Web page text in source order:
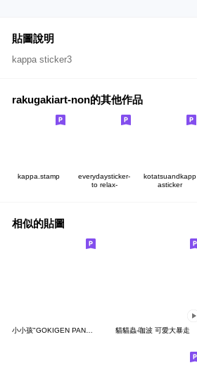
貼圖說明
kappa sticker3
rakugakiart-non的其他作品
kappa.stamp
everydaysticker-
to relax-
kotatsuandkapp
asticker
相似的貼圖
小小孩"GOKIGEN PANDA" 台灣版 貓貓蟲-咖波 可愛大暴走